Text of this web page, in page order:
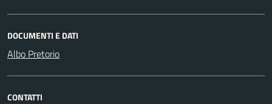
DOCUMENTI E DATI
Albo Pretorio
CONTATTI